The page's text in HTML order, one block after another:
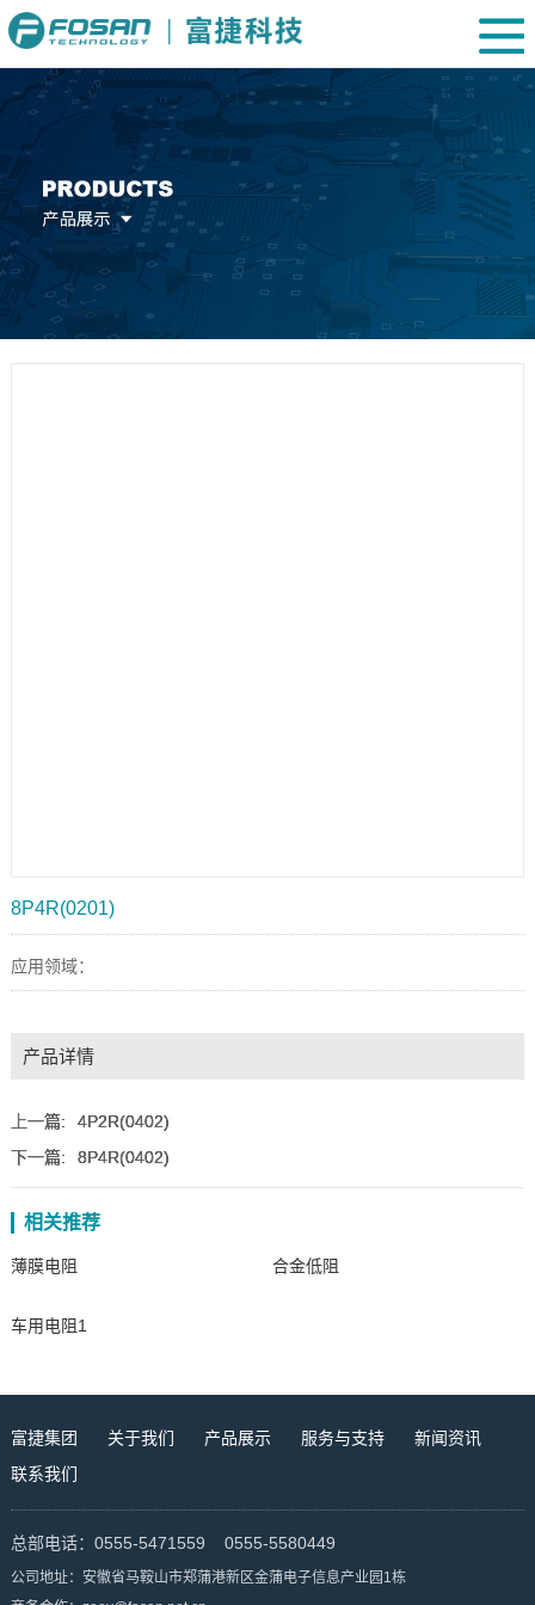
8P4R(0201)
应用领域：
产品详情
上一篇:
4P2R(0402)
下一篇:
8P4R(0402)
相关推荐
薄膜电阻 合金低阻
车用电阻1
富捷集团 关于我们 产品展示 服务与支持
新闻资讯
联系我们
总部电话：0555-5471559 0555-5580449
公司地址：安徽省马鞍山市郑蒲港新区金蒲电子信息产业园1栋